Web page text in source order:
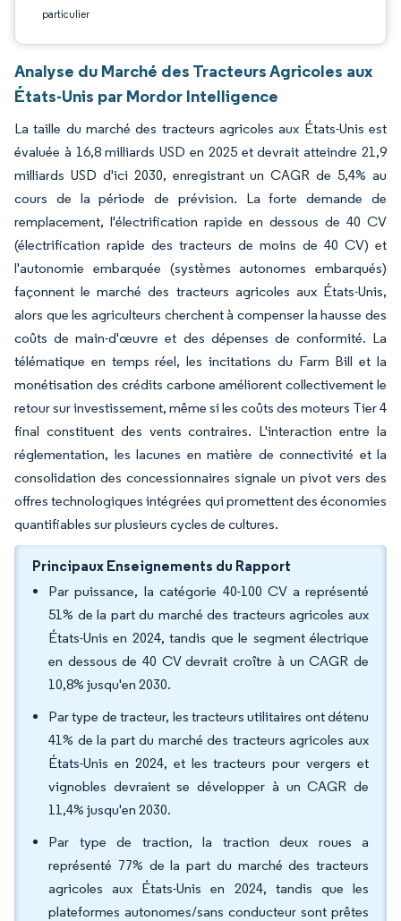
particulier
Analyse du Marché des Tracteurs Agricoles aux
États-Unis par Mordor Intelligence
La taille du marché des tracteurs agricoles aux États-Unis est
évaluée à 16,8 milliards USD en 2025 et devrait atteindre 21,9
milliards USD d'ici 2030, enregistrant un CAGR de 5,4% au
cours de la période de prévision. La forte demande de
remplacement, l'électrification rapide en dessous de 40 CV
(électrification rapide des tracteurs de moins de 40 CV) et
l'autonomie embarquée (systèmes autonomes embarqués)
façonnent le marché des tracteurs agricoles aux États-Unis,
alors que les agriculteurs cherchent à compenser la hausse des
coûts de main-d'œuvre et des dépenses de conformité. La
télématique en temps réel, les incitations du Farm Bill et la
monétisation des crédits carbone améliorent collectivement le
retour sur investissement, même si les coûts des moteurs Tier 4
final constituent des vents contraires. L'interaction entre la
réglementation, les lacunes en matière de connectivité et la
consolidation des concessionnaires signale un pivot vers des
offres technologiques intégrées qui promettent des économies
quantifiables sur plusieurs cycles de cultures.
Principaux Enseignements du Rapport
Par puissance, la catégorie 40-100 CV a représenté
51% de la part du marché des tracteurs agricoles aux
États-Unis en 2024, tandis que le segment électrique
en dessous de 40 CV devrait croître à un CAGR de
10,8% jusqu'en 2030.
Par type de tracteur, les tracteurs utilitaires ont détenu
41% de la part du marché des tracteurs agricoles aux
États-Unis en 2024, et les tracteurs pour vergers et
vignobles devraient se développer à un CAGR de
11,4% jusqu'en 2030.
Par type de traction, la traction deux roues a
représenté 77% de la part du marché des tracteurs
agricoles aux États-Unis en 2024, tandis que les
plateformes autonomes/sans conducteur sont prêtes